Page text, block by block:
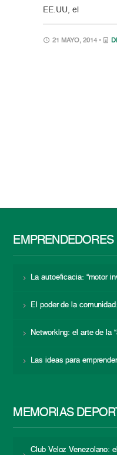
EE.UU, el
21 MAYO, 2014 •
EMPRENDEDORES
La autoeficacia: “motor
El poder de la
Networking: el arte de la
Las ideas para
MEMORIAS
Club Veloz Venezolano: